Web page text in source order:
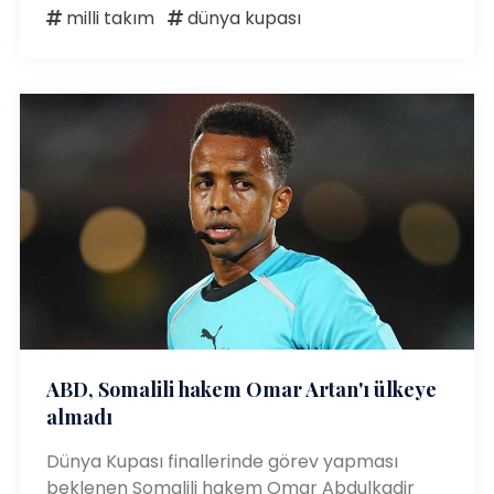
milli takım dünya kupası
ABD, Somalili hakem Omar Artan'ı ülkeye
almadı
Dünya Kupası finallerinde görev yapması
beklenen Somalili hakem Omar Abdulkadir